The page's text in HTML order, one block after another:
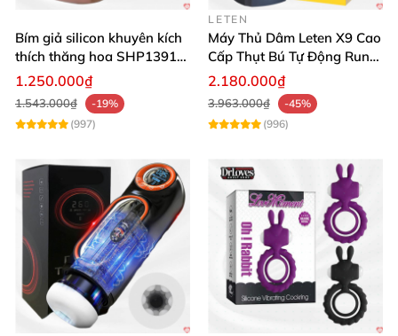
Bím giả silicon khuyên kích
thích thăng hoa SHP1391
ShopHanhPhuc
1.250.000₫
1.543.000₫
-19%
(997)
LETEN
Máy Thủ Dâm Leten X9 Cao
Cấp Thụt Bú Tự Động Rung
Rên
2.180.000₫
3.963.000₫
-45%
(996)